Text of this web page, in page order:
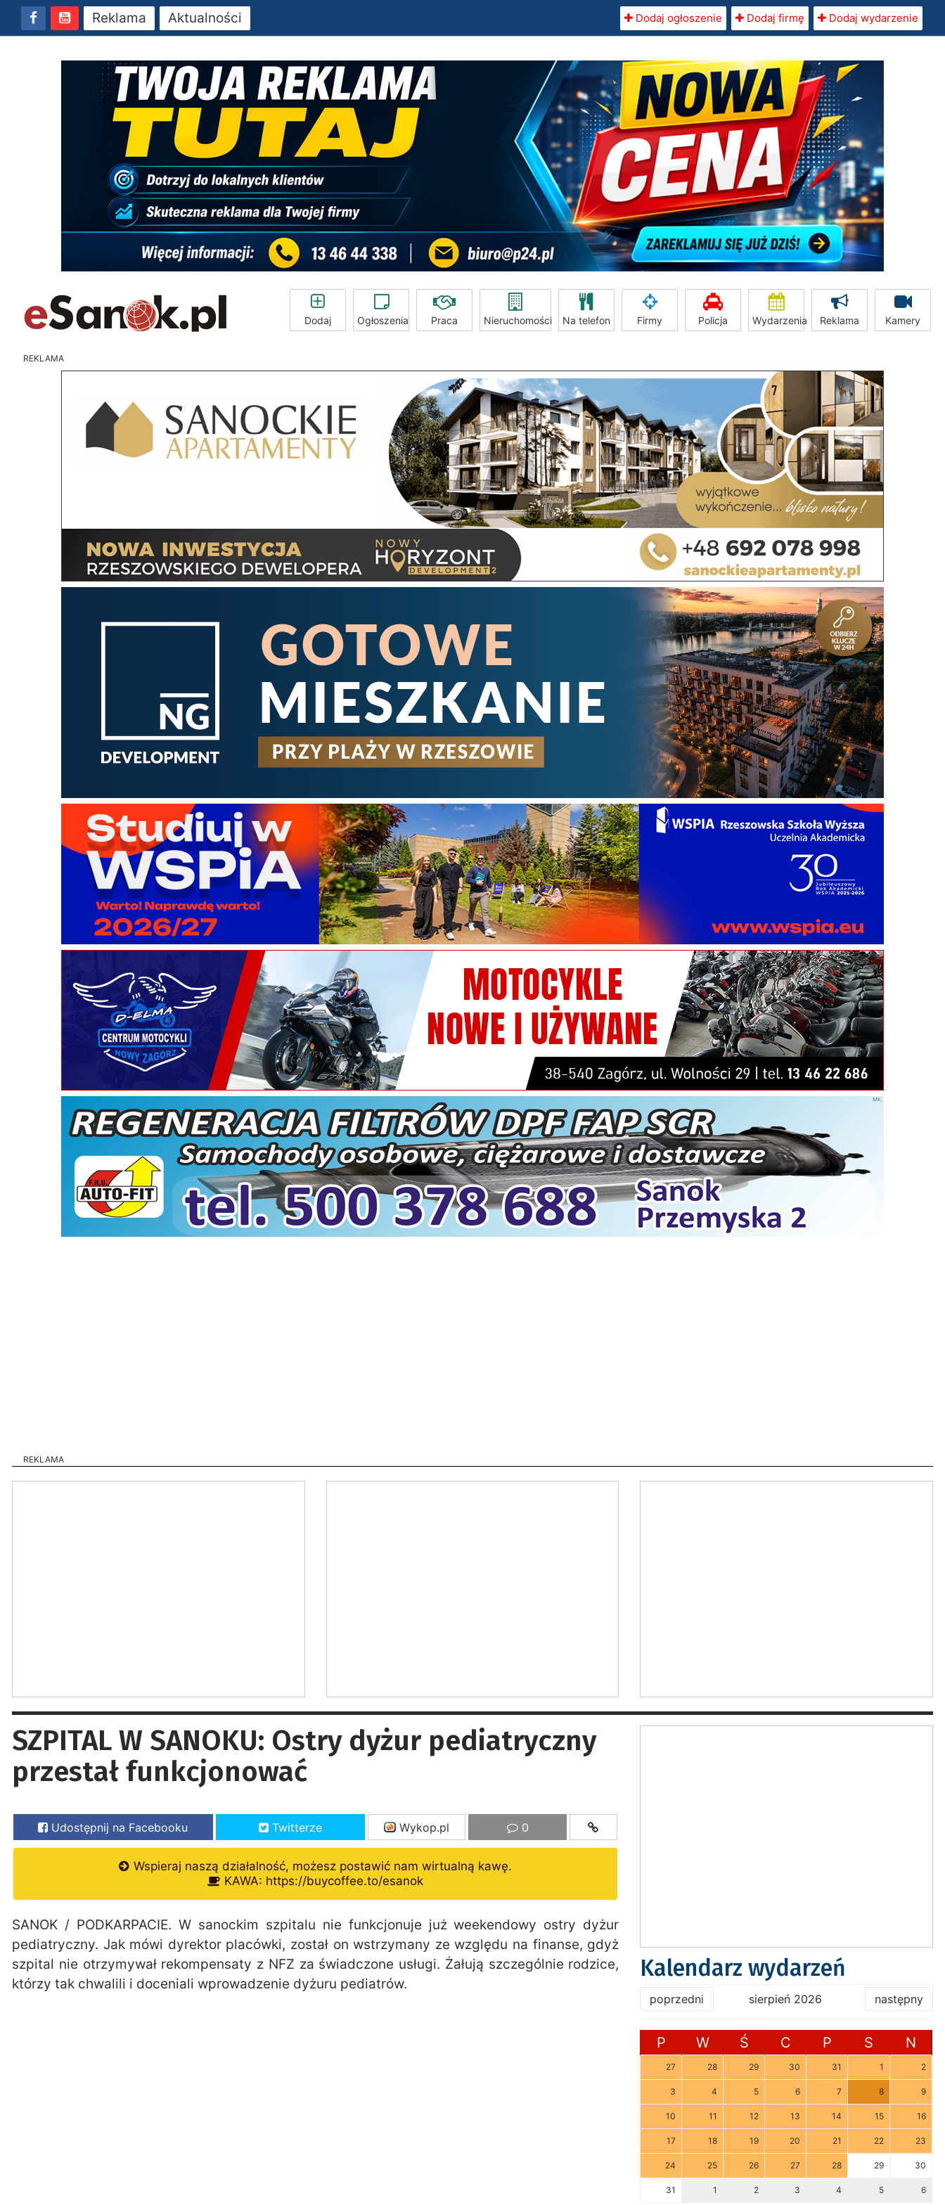
Reklama Aktualności Dodaj ogłoszenie Dodaj firmę Dodaj wydarzenie
Dodaj Ogłoszenia Praca Nieruchomości Na telefon Firmy Policja Wydarzenia Reklama Kamery
REKLAMA
REKLAMA
SZPITAL W SANOKU: Ostry dyżur pediatryczny
przestał funkcjonować
Udostępnij na Facebooku Twitterze Wykop.pl 0
Wspieraj naszą działalność, możesz postawić nam wirtualną kawę.
KAWA: https://buycoffee.to/esanok
SANOK / PODKARPACIE. W sanockim szpitalu nie funkcjonuje już weekendowy ostry dyżur
pediatryczny. Jak mówi dyrektor placówki, został on wstrzymany ze względu na finanse, gdyż
szpital nie otrzymywał rekompensaty z NFZ za świadczone usługi. Żałują szczególnie rodzice,
którzy tak chwalili i doceniali wprowadzenie dyżuru pediatrów.
Kalendarz wydarzeń
poprzedni sierpień 2026 następny
P W Ś C P S N
27 28 29 30 31 1 2
3 4 5 6 7 8 9
10 11 12 13 14 15 16
17 18 19 20 21 22 23
24 25 26 27 28 29 30
31 1 2 3 4 5 6